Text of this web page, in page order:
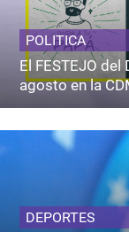
POLITICA
El FESTEJO
agosto en la
DEPORTES